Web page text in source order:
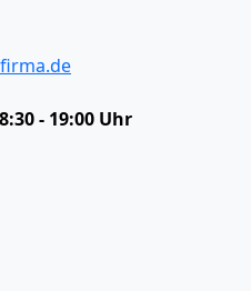
- 19:00 Uhr